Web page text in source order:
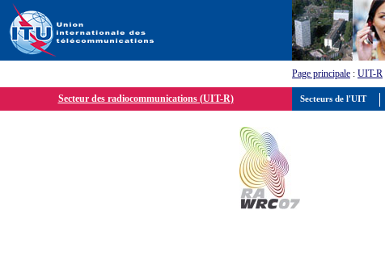
Page principale : UIT-R
Secteur des radiocommunications (UIT-R) Secteurs de l'UIT